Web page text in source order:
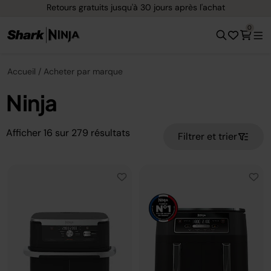
l'achat Options de paiement flexible
0
Accueil Acheter par marque
Ninja
Afficher 16 sur 279 résultats Filtrer et trier